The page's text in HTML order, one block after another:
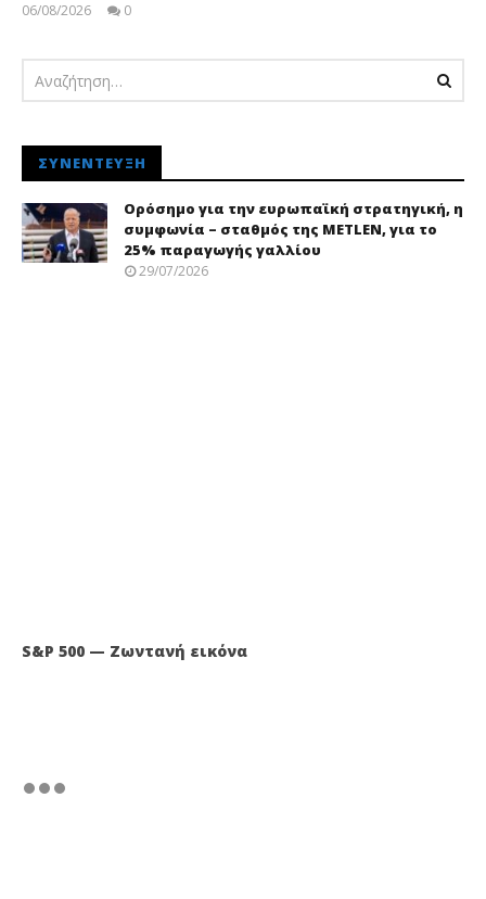
06/08/2026
0
ΣΥΝΈΝΤΕΥΞΗ
Ορόσημο για την ευρωπαϊκή στρατηγική, η
συμφωνία – σταθμός της METLEN, για το
25% παραγωγής γαλλίου
29/07/2026
S&P 500 — Ζωντανή εικόνα